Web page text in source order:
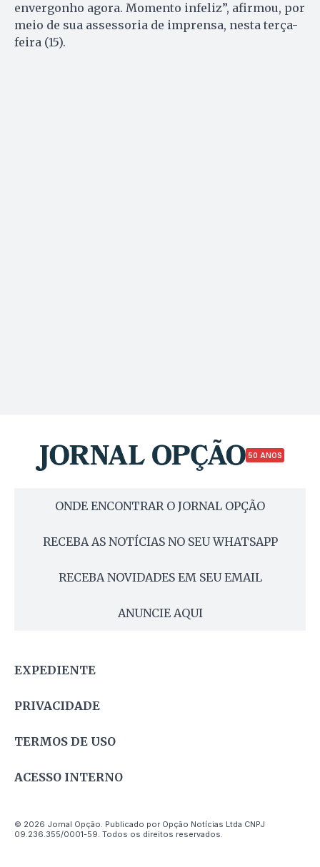
envergonho agora. Momento infeliz”, afirmou, por
meio de sua assessoria de imprensa, nesta terça-
feira (15).
50 ANOS
ONDE ENCONTRAR O JORNAL OPÇÃO
RECEBA AS NOTÍCIAS NO SEU WHATSAPP
RECEBA NOVIDADES EM SEU EMAIL
ANUNCIE AQUI
EXPEDIENTE
PRIVACIDADE
TERMOS DE USO
ACESSO INTERNO
© 2026 Jornal Opção. Publicado por Opção Notícias Ltda CNPJ
09.236.355/0001-59. Todos os direitos reservados.